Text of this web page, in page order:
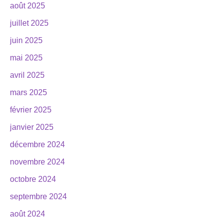
août 2025
juillet 2025
juin 2025
mai 2025
avril 2025
mars 2025
février 2025
janvier 2025
décembre 2024
novembre 2024
octobre 2024
septembre 2024
août 2024